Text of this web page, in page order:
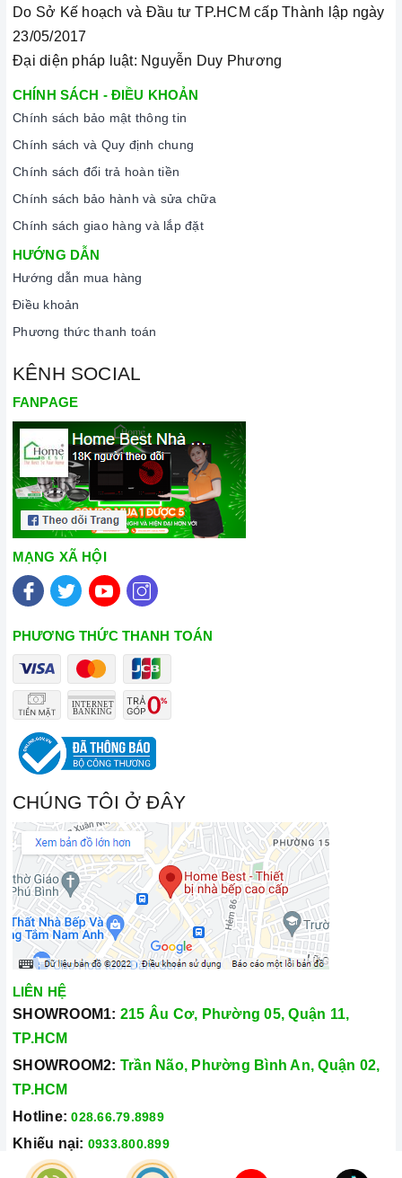
Do Sở Kế hoạch và Đầu tư TP.HCM cấp Thành lập ngày
23/05/2017
Đại diện pháp luật: Nguyễn Duy Phương
CHÍNH SÁCH - ĐIỀU KHOẢN
Chính sách bảo mật thông tin
Chính sách và Quy định chung
Chính sách đổi trả hoàn tiền
Chính sách bảo hành và sửa chữa
Chính sách giao hàng và lắp đặt
HƯỚNG DẪN
Hướng dẫn mua hàng
Điều khoản
Phương thức thanh toán
KÊNH SOCIAL
FANPAGE
MẠNG XÃ HỘI
PHƯƠNG THỨC THANH TOÁN
CHÚNG TÔI Ở ĐÂY
LIÊN HỆ
SHOWROOM1: 215 Âu Cơ, Phường 05, Quận 11,
TP.HCM
SHOWROOM2: Trần Não, Phường Bình An, Quận 02,
TP.HCM
Hotline: 028.66.79.8989
Khiếu nại: 0933.800.899